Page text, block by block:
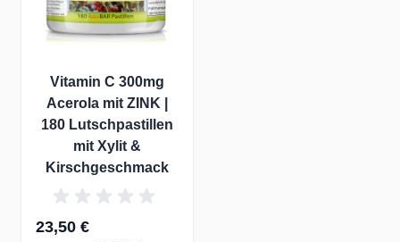
Vitamin C 300mg
Acerola mit ZINK |
180 Lutschpastillen
mit Xylit &
Kirschgeschmack
23,50 €